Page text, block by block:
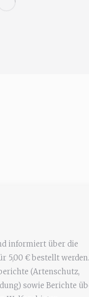
informiert über die
5,00 € bestellt werden.
(Artenschutz,
sowie Berichte